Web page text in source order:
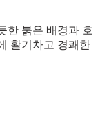
한 붉은 배경과 호
활기차고 경쾌한